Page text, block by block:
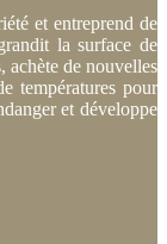
et entreprend de
la surface de
achète de nouvelles
températures pour
et développe